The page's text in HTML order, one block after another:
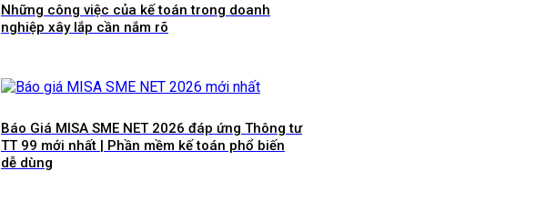
Những công việc của kế toán trong doanh
nghiệp xây lắp cần nắm rõ
Báo Giá MISA SME NET 2026 đáp ứng Thông tư
TT 99 mới nhất | Phần mềm kế toán phổ biến
dễ dùng